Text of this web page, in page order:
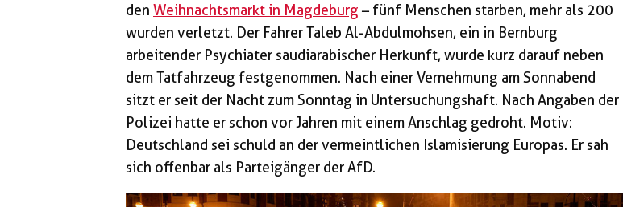
den Weihnachtsmarkt in Magdeburg – fünf Menschen starben, mehr als 200
wurden verletzt. Der Fahrer Taleb Al-Abdulmohsen, ein in Bernburg
arbeitender Psychiater saudiarabischer Herkunft, wurde kurz darauf neben
dem Tatfahrzeug festgenommen. Nach einer Vernehmung am Sonnabend
sitzt er seit der Nacht zum Sonntag in Untersuchungshaft. Nach Angaben der
Polizei hatte er schon vor Jahren mit einem Anschlag gedroht. Motiv:
Deutschland sei schuld an der vermeintlichen Islamisierung Europas. Er sah
sich offenbar als Parteigänger der AfD.